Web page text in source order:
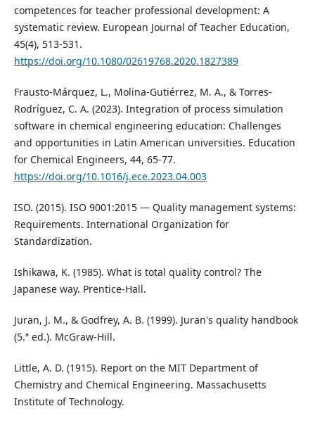
competences for teacher professional development: A
systematic review. European Journal of Teacher Education,
45(4), 513-531.
https://doi.org/10.1080/02619768.2020.1827389
Frausto-Márquez, L., Molina-Gutiérrez, M. A., & Torres-
Rodríguez, C. A. (2023). Integration of process simulation
software in chemical engineering education: Challenges
and opportunities in Latin American universities. Education
for Chemical Engineers, 44, 65-77.
https://doi.org/10.1016/j.ece.2023.04.003
ISO. (2015). ISO 9001:2015 — Quality management systems:
Requirements. International Organization for
Standardization.
Ishikawa, K. (1985). What is total quality control? The
Japanese way. Prentice-Hall.
Juran, J. M., & Godfrey, A. B. (1999). Juran's quality handbook
(5.ª ed.). McGraw-Hill.
Little, A. D. (1915). Report on the MIT Department of
Chemistry and Chemical Engineering. Massachusetts
Institute of Technology.